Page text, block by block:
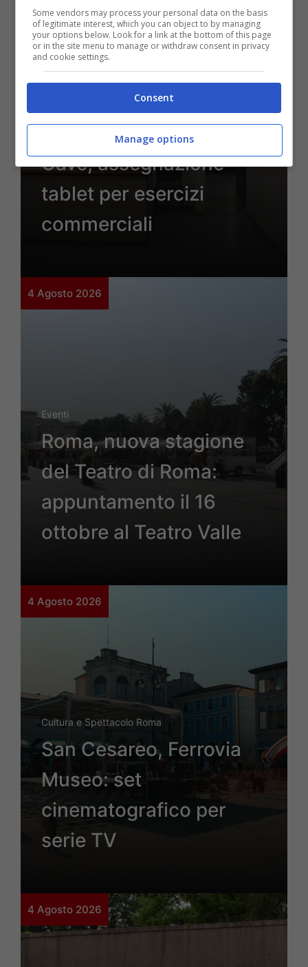
Cave, assegnazione
tablet per esercizi
commerciali
4 Agosto 2026
Eventi
Roma, nuova stagione
del Teatro di Roma:
appuntamento il 16
ottobre al Teatro Valle
4 Agosto 2026
Cultura e Spettacolo Roma
San Cesareo, Ferrovia
Museo: set
cinematografico per
serie TV
4 Agosto 2026
Some vendors may process your personal data on the basis
of legitimate interest, which you can object to by managing
your options below. Look for a link at the bottom of this page
or in the site menu to manage or withdraw consent in privacy
and cookie settings.
Consent
Manage options